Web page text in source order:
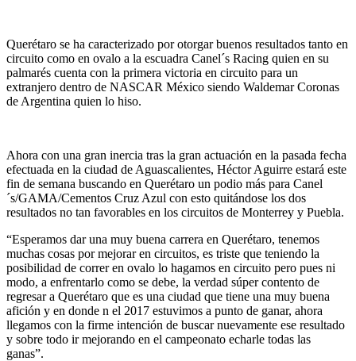
Querétaro se ha caracterizado por otorgar buenos resultados tanto en
circuito como en ovalo a la escuadra Canel´s Racing quien en su
palmarés cuenta con la primera victoria en circuito para un
extranjero dentro de NASCAR México siendo Waldemar Coronas
de Argentina quien lo hiso.
Ahora con una gran inercia tras la gran actuación en la pasada fecha
efectuada en la ciudad de Aguascalientes, Héctor Aguirre estará este
fin de semana buscando en Querétaro un podio más para Canel
´s/GAMA/Cementos Cruz Azul con esto quitándose los dos
resultados no tan favorables en los circuitos de Monterrey y Puebla.
“Esperamos dar una muy buena carrera en Querétaro, tenemos
muchas cosas por mejorar en circuitos, es triste que teniendo la
posibilidad de correr en ovalo lo hagamos en circuito pero pues ni
modo, a enfrentarlo como se debe, la verdad súper contento de
regresar a Querétaro que es una ciudad que tiene una muy buena
afición y en donde n el 2017 estuvimos a punto de ganar, ahora
llegamos con la firme intención de buscar nuevamente ese resultado
y sobre todo ir mejorando en el campeonato echarle todas las
ganas”.